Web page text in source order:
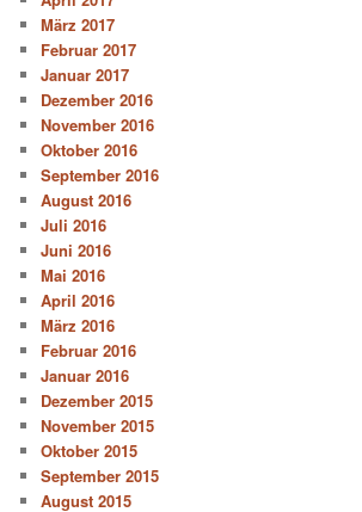
März 2017
Februar 2017
Januar 2017
Dezember 2016
November 2016
Oktober 2016
September 2016
August 2016
Juli 2016
Juni 2016
Mai 2016
April 2016
März 2016
Februar 2016
Januar 2016
Dezember 2015
November 2015
Oktober 2015
September 2015
August 2015